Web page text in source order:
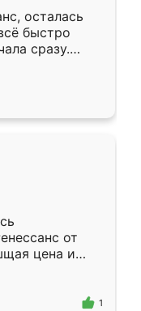
осталась
быстро
сразу.
подошёл к
Собрали
даже
от
цена и
Приехавший
1